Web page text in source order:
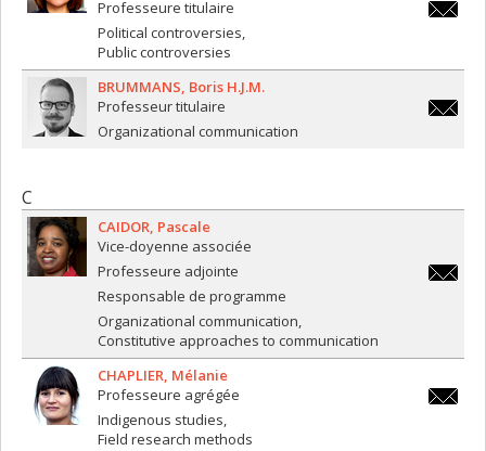
Professeure titulaire
Political controversies
Public controversies
BRUMMANS Boris H.J.M.
Professeur titulaire
Organizational communication
C
CAIDOR Pascale
Vice-doyenne associée
Professeure adjointe
Responsable de programme
Organizational communication
Constitutive approaches to communication
CHAPLIER Mélanie
Professeure agrégée
Indigenous studies
Field research methods